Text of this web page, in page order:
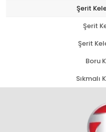
Şerit
Şerit
Şerit
Boru
Sıkmalı